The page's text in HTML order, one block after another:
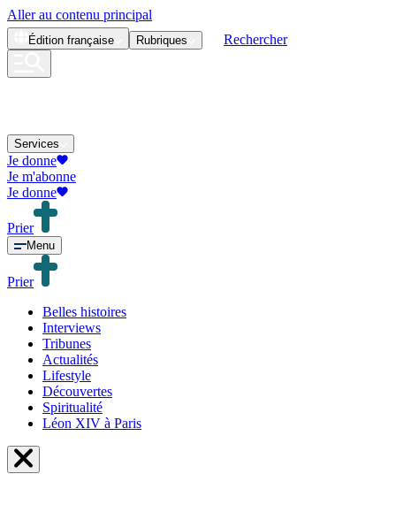
Aller au contenu principal
Édition française Rubriques Rechercher
Services
Je donne
Je m'abonne
Je donne
Prier
Menu
Prier
Belles histoires
Interviews
Tribunes
Actualités
Lifestyle
Découvertes
Spiritualité
Léon XIV à Paris